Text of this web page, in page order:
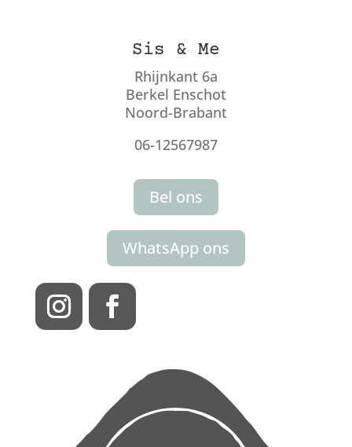
Sis & Me
Rhijnkant 6a
Berkel Enschot
Noord-Brabant
06-12567987
Bel ons
WhatsApp ons